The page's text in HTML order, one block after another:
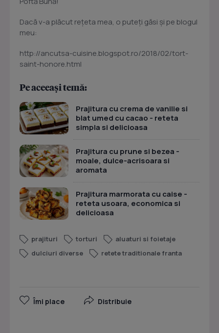
Dacă v-a plăcut reţeta mea, o puteţi găsi şi pe blogul
meu:
http://ancutsa-cuisine.blogspot.ro/2018/02/tort-
saint-honore.html
Pe aceeași temă:
Prajitura cu crema de vanilie si
blat umed cu cacao - reteta
simpla si delicioasa
Prajitura cu prune si bezea -
moale, dulce-acrisoara si
aromata
Prajitura marmorata cu caise -
reteta usoara, economica si
delicioasa
prajituri torturi
aluaturi si foietaje
dulciuri diverse
retete traditionale franta
Îmi place Distribuie